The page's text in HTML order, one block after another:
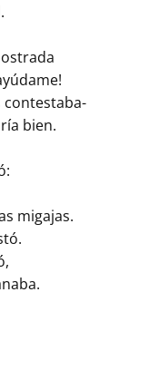
contestaba-
bien.
migajas.